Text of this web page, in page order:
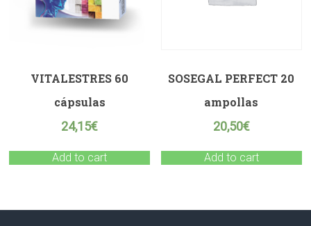
VITALESTRES 60
cápsulas
24,15€
Add to cart
SOSEGAL PERFECT 20
ampollas
20,50€
Add to cart